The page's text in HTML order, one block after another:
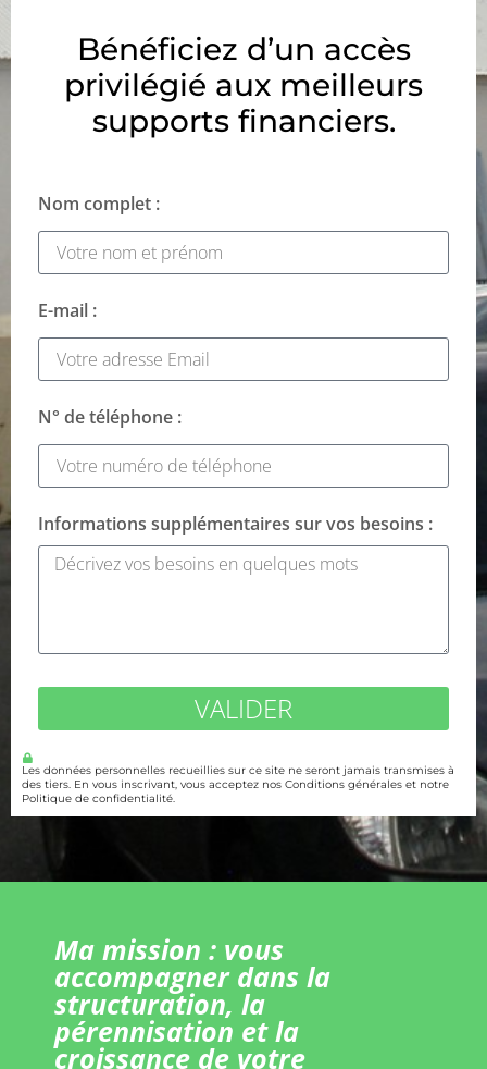
Bénéficiez d’un accès
privilégié aux meilleurs
supports financiers.
Nom complet :
E-mail :
N° de téléphone :
Informations supplémentaires sur vos besoins :
VALIDER
Les données personnelles recueillies sur ce site ne seront jamais transmises à
des tiers. En vous inscrivant, vous acceptez nos Conditions générales et notre
Politique de confidentialité.
Ma mission : vous
accompagner dans la
structuration, la
pérennisation et la
croissance de votre